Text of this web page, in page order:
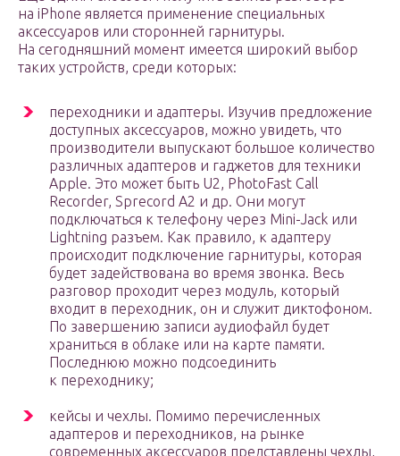
на iPhone является применение специальных
аксессуаров или сторонней гарнитуры.
На сегодняшний момент имеется широкий выбор
таких устройств, среди которых:
переходники и адаптеры. Изучив предложение
доступных аксессуаров, можно увидеть, что
производители выпускают большое количество
различных адаптеров и гаджетов для техники
Apple. Это может быть U2, PhotoFast Call
Recorder, Sprecord A2 и др. Они могут
подключаться к телефону через Mini-Jack или
Lightning разъем. Как правило, к адаптеру
происходит подключение гарнитуры, которая
будет задействована во время звонка. Весь
разговор проходит через модуль, который
входит в переходник, он и служит диктофоном.
По завершению записи аудиофайл будет
храниться в облаке или на карте памяти.
Последнюю можно подсоединить
к переходнику;
кейсы и чехлы. Помимо перечисленных
адаптеров и переходников, на рынке
современных аксессуаров представлены чехлы,